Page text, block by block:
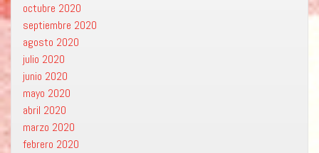
octubre 2020
septiembre 2020
agosto 2020
julio 2020
junio 2020
mayo 2020
abril 2020
marzo 2020
febrero 2020